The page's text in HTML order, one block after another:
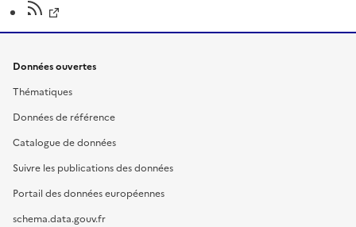
Données ouvertes
Thématiques
Données de référence
Catalogue de données
Suivre les publications des données
Portail des données européennes
schema.data.gouv.fr